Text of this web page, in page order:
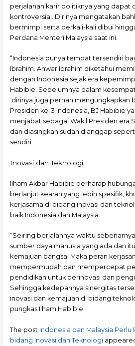
perjalanan karir politiknya yang dapat
kontroversial. Dirinya mengatakan
bermimpi serta berkali-kali dibui
Perdana Menteri Malaysia saat ini.
“Indonesia punya tempat tersendiri
Ibrahim. Anwar Ibrahim diketahui
dengan Indonesia sejak era
Habibie. Sebelumnya dalam
dirinya juga pernah mengungkapkan
Presiden ke-3 Indonesia, BJ Habibie
menjabat sebagai Wakil Presiden era
dan diasingkan sudah dianggap
sendiri.
Inovasi dan Teknologi
Ilham Akbar Habibie berharap
berlanjut kearah yang lebih spesifik,
kerjasama di bidang inovasi dan
baik Indonesia dan Malaysia.
“Seiring berjalannya waktu
sumber daya manusia yang ada dan
kemajuan bangsa. Maka peran
mempermudah dan mempercepat
pendidikan untuk berinovasi dan
Sehingga kedepannya sinergitas
inovasi dan kemajuan di bidang
pungkas Ilham Habibie.
The post Indonesia dan Malaysia
bidang Inovasi dan Teknologi